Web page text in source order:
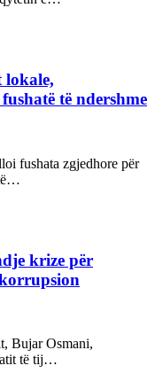
lokale,
të ndershme
fushata zgjedhore për
krize për
Bujar Osmani,
të tij…